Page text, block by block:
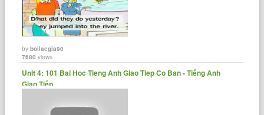
byboilacgia90
7680 views
Unit 4: 101 Bai Hoc Tieng Anh Giao Tiep Co Ban - Tiếng Anh
Giao Tiếp......